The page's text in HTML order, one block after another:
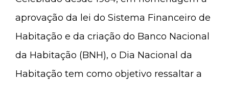
aprovação da lei do Sistema Financeiro de
Habitação e da criação do Banco Nacional
da Habitação (BNH), o Dia Nacional da
Habitação tem como objetivo ressaltar a